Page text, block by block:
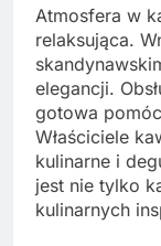
Atmosfera w
relaksująca.
elegancji.
gotowa
Właściciele
kulinarne i
jest nie tylko
kulinarnych